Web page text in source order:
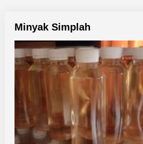
Minyak Simplah